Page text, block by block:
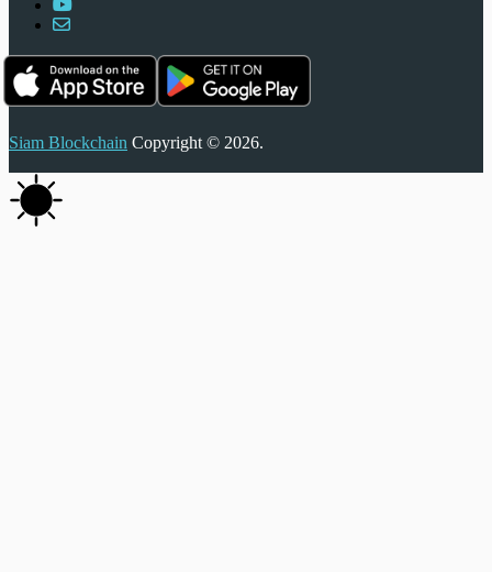
Siam Blockchain Copyright © 2026.